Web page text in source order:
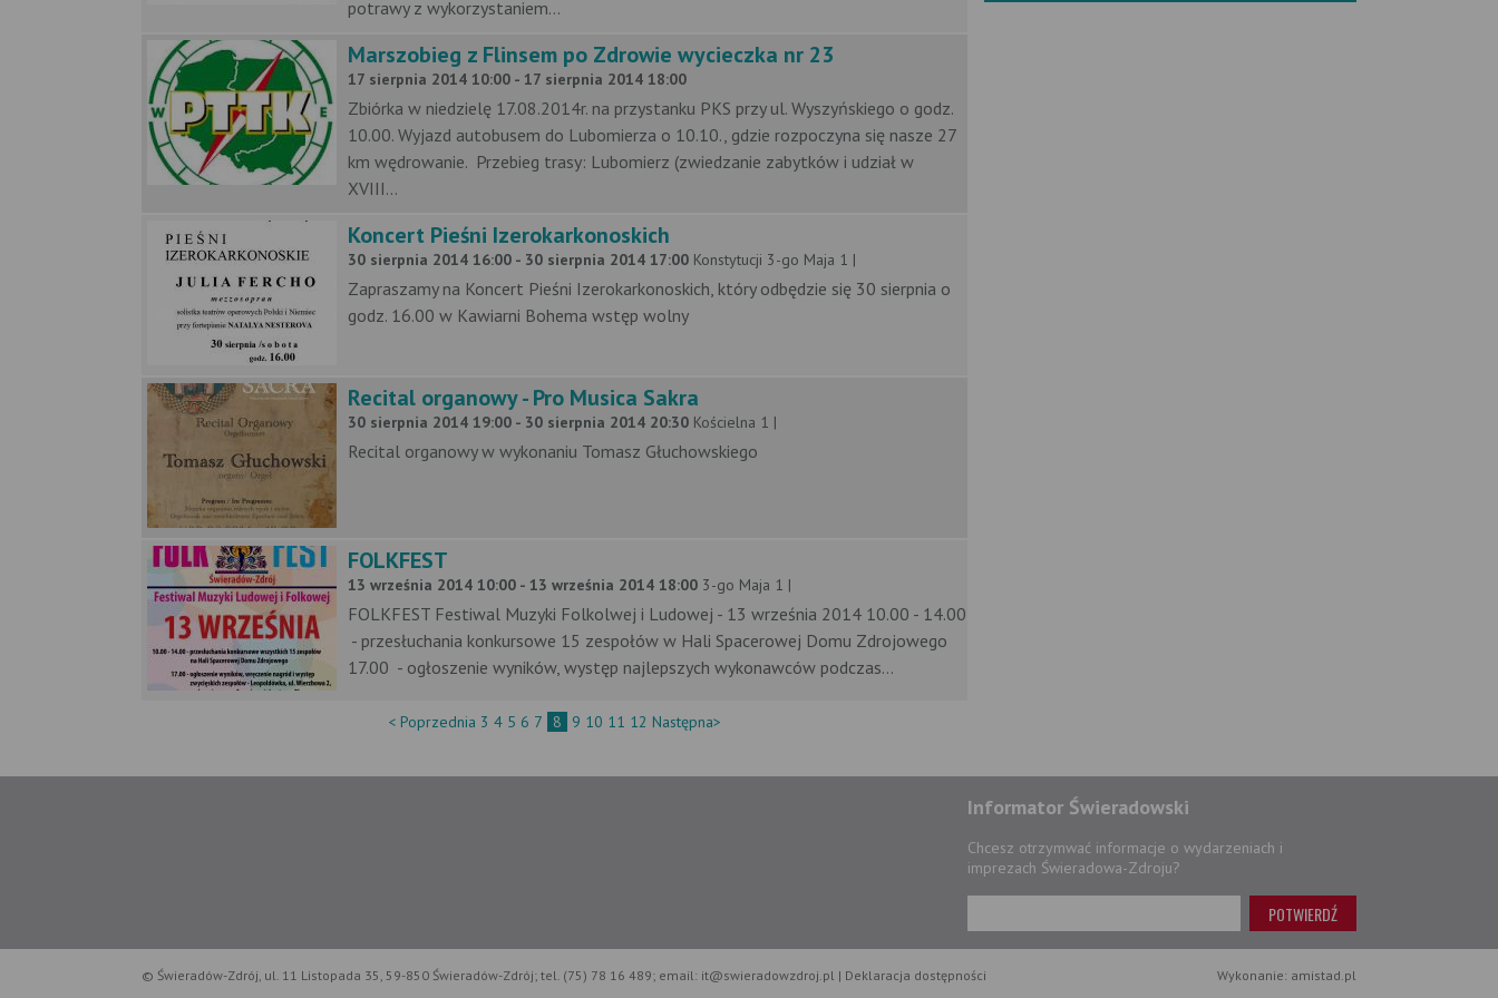
potrawy z wykorzystaniem...
Marszobieg z Flinsem po Zdrowie wycieczka nr 23
17 sierpnia 2014 10:00 - 17 sierpnia 2014 18:00
Zbiórka w niedzielę 17.08.2014r. na przystanku PKS przy ul. Wyszyńskiego o godz.
10.00. Wyjazd autobusem do Lubomierza o 10.10., gdzie rozpoczyna się nasze 27
km wędrowanie. Przebieg trasy: Lubomierz (zwiedzanie zabytków i udział w
XVIII...
Koncert Pieśni Izerokarkonoskich
30 sierpnia 2014 16:00 - 30 sierpnia 2014 17:00 Konstytucji 3-go Maja 1 |
Zapraszamy na Koncert Pieśni Izerokarkonoskich, który odbędzie się 30 sierpnia o
godz. 16.00 w Kawiarni Bohema wstęp wolny
Recital organowy - Pro Musica Sakra
30 sierpnia 2014 19:00 - 30 sierpnia 2014 20:30 Kościelna 1 |
Recital organowy w wykonaniu Tomasz Głuchowskiego
FOLKFEST
13 września 2014 10:00 - 13 września 2014 18:00 3-go Maja 1 |
FOLKFEST Festiwal Muzyki Folkolwej i Ludowej - 13 września 2014 10.00 - 14.00
- przesłuchania konkursowe 15 zespołów w Hali Spacerowej Domu Zdrojowego
17.00 - ogłoszenie wyników, występ najlepszych wykonawców podczas...
< Poprzednia 3 4 5 6 7 8 9 10 11 12 Następna>
Informator Świeradowski
Chcesz otrzymwać informacje o wydarzeniach i
imprezach Świeradowa-Zdroju?
Wykonanie: amistad.pl
© Świeradów-Zdrój, ul. 11 Listopada 35, 59-850 Świeradów-Zdrój; tel. (75) 78 16 489; email: it@swieradowzdroj.pl | Deklaracja dostępności